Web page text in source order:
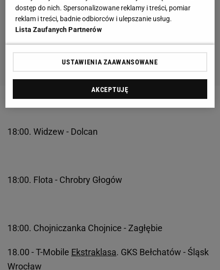
18:00. Widzew - Dolcan
18:00. Flota - Chrobry Głogów
18:00. Chojniczanka Chojnice - Zagłębie
18.00 - T-Mobile Ekstraklasa. GKS Bełchatów - Śląsk
Wrocław
dostęp do nich. Spersonalizowane reklamy i treści, pomiar
reklam i treści, badnie odbiorców i ulepszanie usług.
Lista Zaufanych Partnerów
USTAWIENIA ZAAWANSOWANE
AKCEPTUJĘ